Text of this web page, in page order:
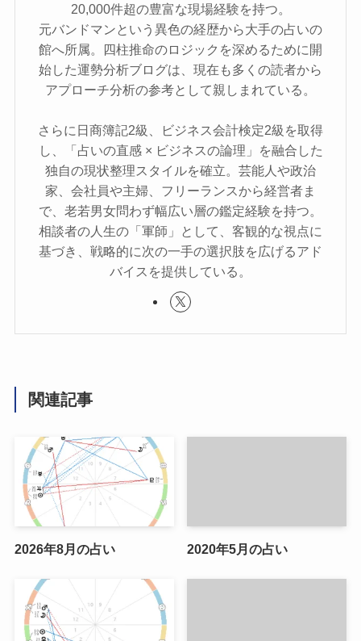
20,000件超の豊富な現場経験を持つ。
元バンドマンという異色の経歴から大手の占いの
館へ所属。四柱推命のロジックを深めるために開
始した運勢分析ブログは、現在も多くの読者から
アプローチ分析の参考として親しまれている。
さらに日商簿記2級、ビジネス会計検定2級を取得
し、「占いの直感 × ビジネスの論理」を融合した
独自の現状整理スタイルを確立。芸能人や政治
家、会社員や主婦、フリーランスから経営者ま
で、老若男女問わず幅広い層の鑑定経験を持つ。
相談者の人生の「軍師」として、客観的な視点に
基づき、戦略的に次の一手の選択肢を広げるアド
バイスを提供している。
関連記事
2026年8月の占い 2020年5月の占い